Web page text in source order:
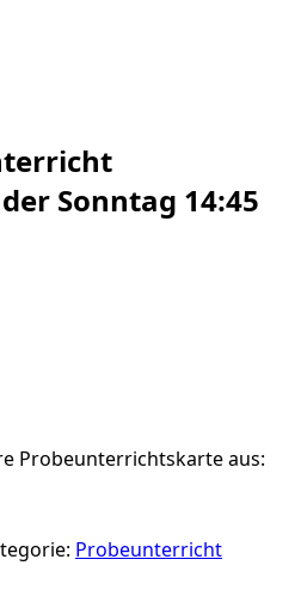
Sonntag 14:45
Probeunterrichtskarte aus:
Probeunterricht